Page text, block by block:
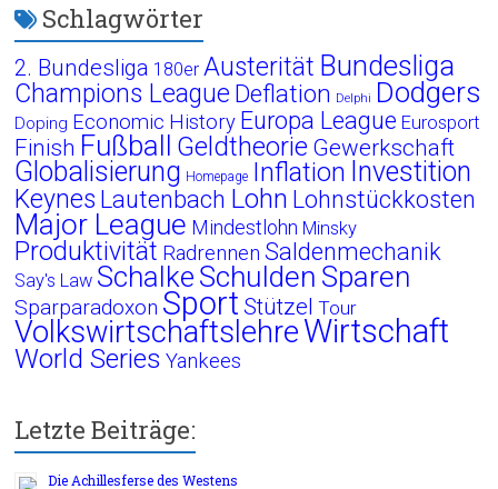
Schlagwörter
2. Bundesliga 180er Austerität Bundesliga
Champions League Deflation Delphi Dodgers
Doping Economic History Europa League Eurosport
Finish Fußball Geldtheorie Gewerkschaft
Globalisierung Homepage Inflation Investition
Keynes Lautenbach Lohn Lohnstückkosten
Major League Mindestlohn Minsky
Produktivität Radrennen Saldenmechanik
Say's Law Schalke Schulden Sparen
Sparparadoxon Sport Stützel Tour
VolkswirtschaftslehreWirtschaft
World Series Yankees
Letzte Beiträge:
Die Achillesferse des Westens